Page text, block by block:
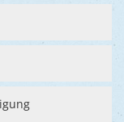
Ukraine
Ernst-